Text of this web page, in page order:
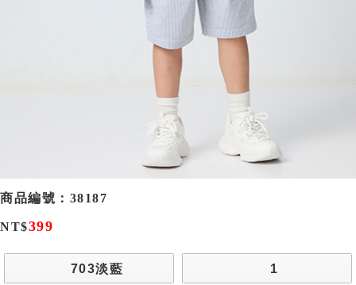
商品編號： 38187
NT$399
703淡藍 1